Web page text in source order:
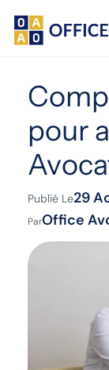
pour
Publié Le29
ParOffice